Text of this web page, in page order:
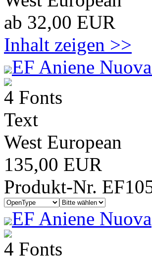
ab 32,00 EUR
Inhalt zeigen >>
EF Aniene
4 Fonts
Text
West European
135,00 EUR
Produkt-Nr.
EF Aniene Nuova
4 Fonts